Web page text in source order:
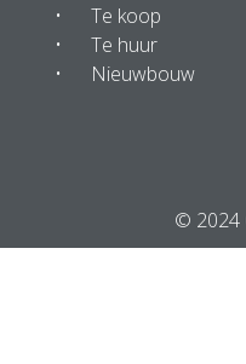
Te koop
Te huur
Nieuwbouw
© 2024